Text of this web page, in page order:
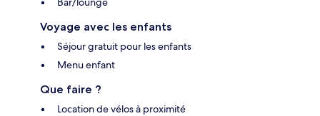
Voyage avec les enfants
Séjour gratuit pour les enfants
Menu enfant
Que faire ?
Location de vélos à proximité